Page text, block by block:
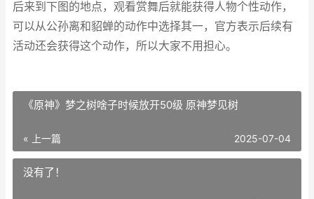
后来到下图的地点，观看赏舞后就能获得人物个性动作，
可以从公孙离和貂蝉的动作中选择其一，官方表示后续有
活动还会获得这个动作，所以大家不用担心。
《原神》梦之树啥子时候放开50级 原神梦见树
« 上一篇 2025-07-04
没有了！